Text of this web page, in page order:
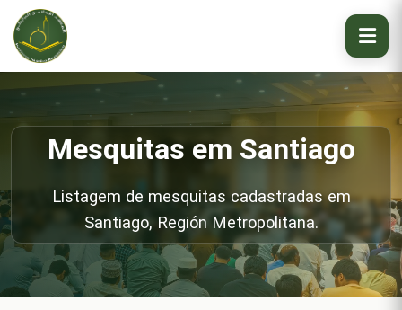
Mesquitas em Santiago
Listagem de mesquitas cadastradas em
Santiago, Región Metropolitana.